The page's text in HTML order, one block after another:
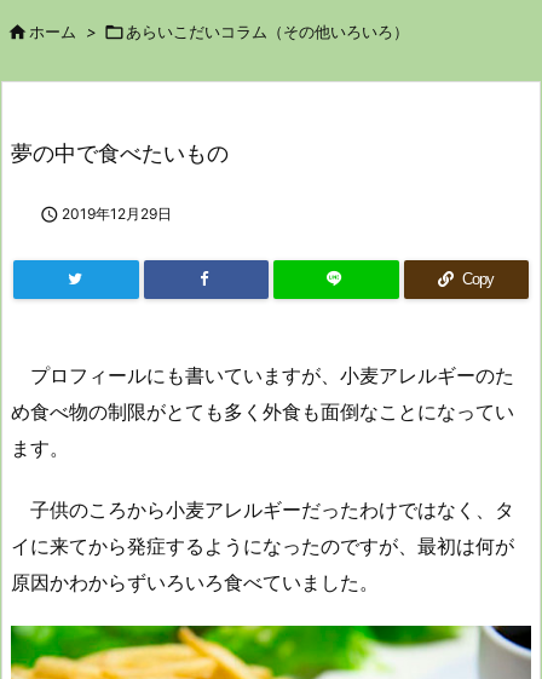
ホーム > あらいこだいコラム（その他いろいろ）
夢の中で食べたいもの
 2019年12月29日
Copy
プロフィールにも書いていますが、小麦アレルギーのた
め食べ物の制限がとても多く外食も面倒なことになってい
ます。
子供のころから小麦アレルギーだったわけではなく、タ
イに来てから発症するようになったのですが、最初は何が
原因かわからずいろいろ食べていました。